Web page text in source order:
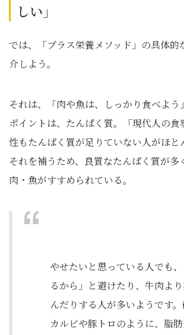
しい」
では、「プラス栄養メソッド」の具体的
介しよう。
それは、「肉や魚は、しっかり食べよう
ポイントは、たんぱく質。「現代人の
性もたんぱく質が足りていない人がほと
それを補うため、良質なたんぱく質が多
肉・魚がすすめられている。
やせたいと思っている人でも
るから」と避けたり、牛肉よ
んだりする人が多いようです。
カルビや豚トロのように、脂